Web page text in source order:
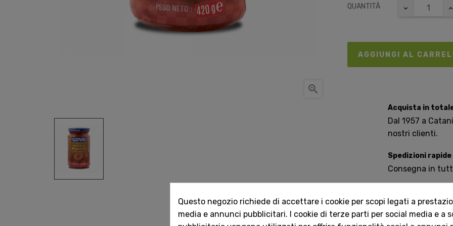

QUANTITÀ
AGGIUNGI AL
Acquista in
Dal 1957 a
nostri clienti.
Spedizioni rapide
Consegna in
Servizio Clienti
Contattaci
Questo negozio richiede di accettare i cookie per scopi legati a
media e annunci pubblicitari. I cookie di terze parti per social media e a